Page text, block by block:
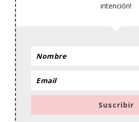
intención!
Suscribir